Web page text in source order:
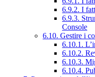
6.9.2. I
6.9.3.
Console
6.10. Gestire i
6.10.1.
6.10.2.
6.10.3.
6.10.4.